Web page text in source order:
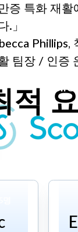
증 특화 재활
.」
Phillips,
팀장 / 인증
적